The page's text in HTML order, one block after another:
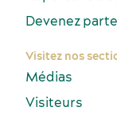
Devenez
Visitez nos
Médias
Visiteurs